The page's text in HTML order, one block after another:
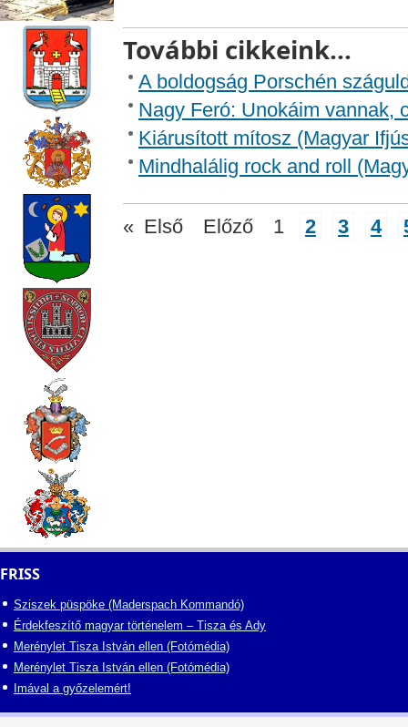
További cikkeink...
A boldogság Porschén
Nagy Feró: Unokáim vannak,
Kiárusított mítosz (Magyar
Mindhalálig rock and roll
« Első Előző 1 2 3 4
FRISS
Sziszek püspöke (Maderspach Kommandó)
Érdekfeszítő magyar történelem – Tisza és Ady
Merénylet Tisza István ellen (Fotómédia)
Merénylet Tisza István ellen (Fotómédia)
Imával a győzelemért!